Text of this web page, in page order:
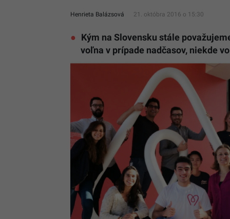
Henrieta Balázsová 21. októbra 2016 o 15:30
Kým na Slovensku stále
voľna v prípade nadčasov, niekde